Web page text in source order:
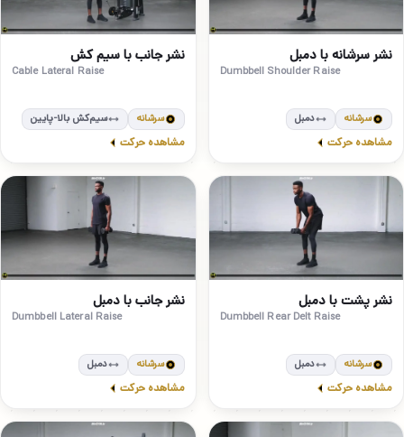
3
نشر سرشانه با دمبل
Dumbbell Shoulder Raise
سرشانه دمبل
مشاهده حرکت
4
نشر جانب با سیم کش
Cable Lateral Raise
سرشانه سیم‌کش بالا-پایین
مشاهده حرکت
5
نشر پشت با دمبل
Dumbbell Rear Delt Raise
سرشانه دمبل
مشاهده حرکت
6
نشر جانب با دمبل
Dumbbell Lateral Raise
سرشانه دمبل
مشاهده حرکت